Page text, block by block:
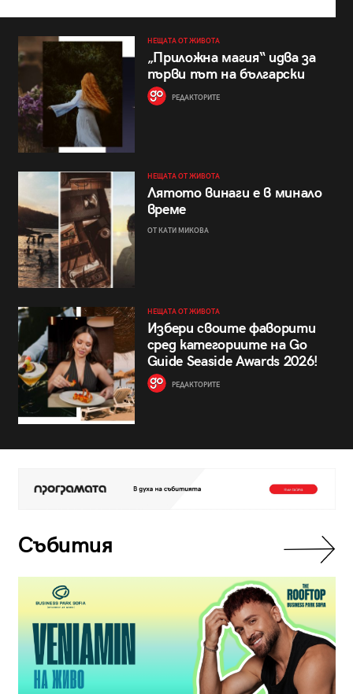
НЕЩАТА ОТ ЖИВОТА
„Приложна магия“ идва за
първи път на български
РЕДАКТОРИТЕ
НЕЩАТА ОТ ЖИВОТА
Лятото винаги е в минало
време
ОТ КАТИ МИКОВА
НЕЩАТА ОТ ЖИВОТА
Избери своите фаворити
сред категориите на Go
Guide Seaside Awards 2026!
РЕДАКТОРИТЕ
Събития